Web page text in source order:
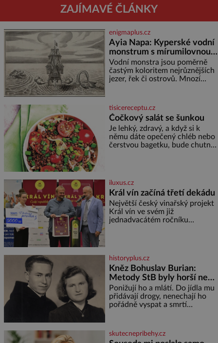
ZAJÍMAVÉ ČLÁNKY
enigmaplus.cz
Ayia Napa: Kyperské vodní
monstrum s mírumilovnou
povahou
Vodní monstra jsou poměrně
častým koloritem nejrůznějších
jezer, řek či ostrovů. Mnozí
přitáhnout k němu pozornost
záhadám nakloněných turi
tisicereceptu.cz
Čočkový salát se šunkou
Je lehký, zdravý, a když si k
němu dáte opečený chléb nebo
čerstvou bagetku, bude chutnat
cibule 2 lžíce
iluxus.cz
Král vín začíná třetí dekádu
Největší český vinařský projekt
Král vín ve svém již
jednadvacátém ročníku
historyplus.cz
Kněz Bohuslav Burian:
Metody StB byly horší než
gestapácké trýznění
Ponižují ho a mlátí. Do jídla mu
přidávají drogy, nenechají ho
pořádně vyspat a smrtí
estébákům podepíše všechno,
co po něm chtějí. Svým
skutecnepribehy.cz